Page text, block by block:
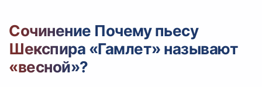
Вход с Telegram
Сочинение Почему пьесу
Шекспира «Гамлет» называют
«весной»?